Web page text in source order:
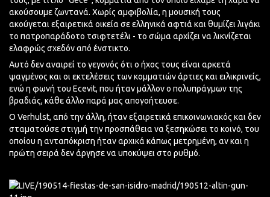
ακούσουμε ζωντανά. Χωρίς αμφιβολία, η μουσική τους
ακούγεται εξαιρετικά οικεία σε ελληνικά αφτιά και θυμίζει λιγάκι
το πατροπαράδοτο τσιφτετέλι - το σώμα αρχίζει να λικνίζεται
ελαφρώς σχεδόν από ένστικτο.
Αυτό δεν αναιρεί το γεγονός ότι ο ήχος τους είναι αρκετά
ψαγμένος και οι εκτελέσεις των κομματιών άρτιες και ειλικρινείς,
ενώ η φωνή του Ecevit, που ήταν μάλλον ο πολυπράγμων της
βραδιάς, κάθε άλλο παρά μας απογοήτευσε.
Ο Verhulst, από την άλλη, ήταν εξαιρετικά επικοινωνιακός και δεν
σταματούσε στιγμή την προσπάθεια να ξεσηκώσει το κοινό, του
οποίου η ανταπόκριση ήταν αρχικά κάπως μετρημένη, αν και η
πρώτη σειρά δεν άργησε να υποκύψει στο ρυθμό.